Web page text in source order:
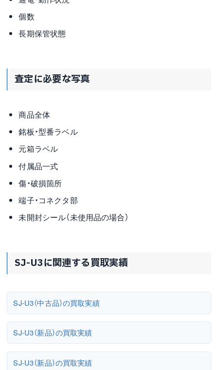
個数
長期保管状態
査定に必要な写真
商品全体
銘板・型番ラベル
元箱ラベル
付属品一式
傷・破損箇所
端子・コネクタ部
未開封シール（未使用品の場合）
SJ-U3に関連する買取実績
SJ-U3（中古品）の買取実績
SJ-U3（新品）の買取実績
SJ-U3（新品）の買取実績